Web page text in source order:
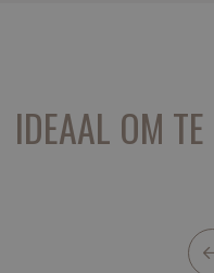
IDEAAL OM TE